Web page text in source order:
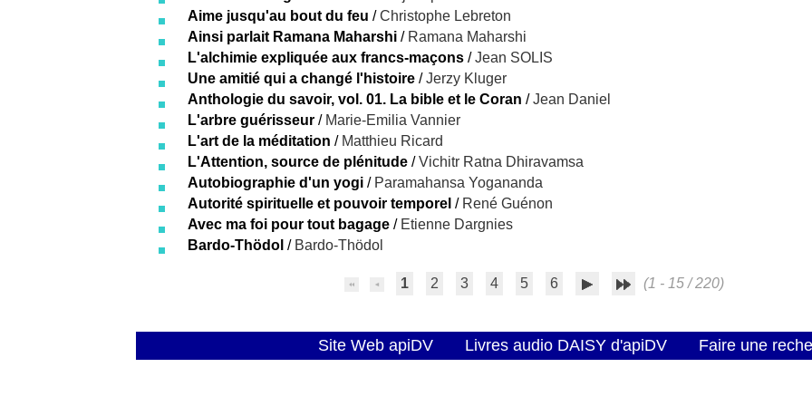
Aime jusqu'au bout du feu /Christophe Lebreton
Ainsi parlait Ramana Maharshi / Ramana Maharshi
L'alchimie expliquée aux francs-maçons /Jean SOLIS
Une amitié qui a changé l'histoire /Jerzy Kluger
Anthologie du savoir, vol. 01. La bible et le Coran /Jean Daniel
L'arbre guérisseur / Marie-Emilia Vannier
L'art de la méditation / Matthieu Ricard
L'Attention, source de plénitude /Vichitr Ratna Dhiravamsa
Autobiographie d'un yogi / Paramahansa Yogananda
Autorité spirituelle et pouvoir temporel / René Guénon
Avec ma foi pour tout bagage / Etienne Dargnies
Bardo-Thödol / Bardo-Thödol
1 2 3 4 5 6 (1 - 15 / 220)
Site Web apiDV Livres audio DAISY d'apiDV Faire une